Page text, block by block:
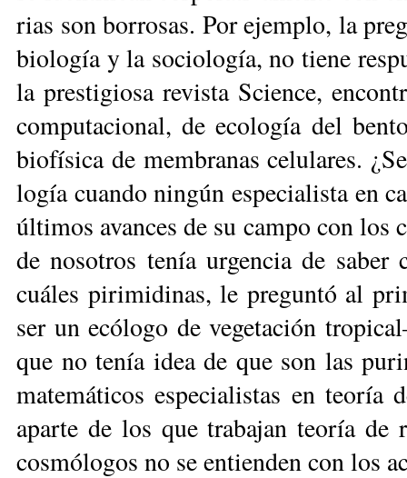
rias son bo­rro­sas. Por ejem­plo, la
bio­lo­gía y la so­cio­lo­gía, no tie­ne
la pres­ti­gio­sa re­vis­ta Scien­ce,
com­pu­ta­cio­nal, de eco­lo­gía del
bio­fí­si­ca de mem­bra­nas ce­lu­la­res.
lo­gía cuan­do nin­gún es­pe­cia­lis­ta en
úl­ti­mos avan­ces de su cam­po con los
de no­so­tros te­nía ur­gen­cia de
cuá­les pi­ri­mi­di­nas, le pre­gun­tó al
ser un ecó­lo­go de ve­ge­ta­ción
que no te­nía idea de que son las
ma­te­má­ti­cos es­pe­cia­lis­tas en teo­ría
apar­te de los que tra­ba­jan teo­ría de
cos­mó­lo­gos no se en­tien­den con los